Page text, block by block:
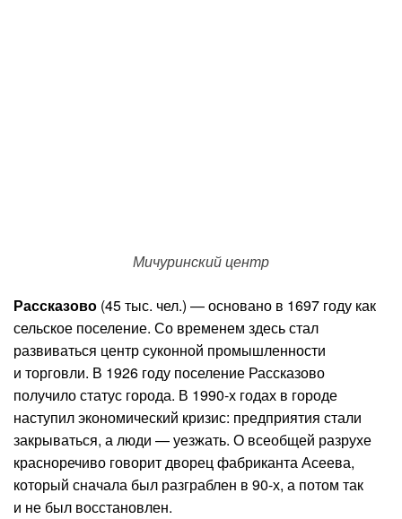
Мичуринский центр
Рассказово (45 тыс. чел.) — основано в 1697 году как
сельское поселение. Со временем здесь стал
развиваться центр суконной промышленности
и торговли. В 1926 году поселение Рассказово
получило статус города. В 1990-х годах в городе
наступил экономический кризис: предприятия стали
закрываться, а люди — уезжать. О всеобщей разрухе
красноречиво говорит дворец фабриканта Асеева,
который сначала был разграблен в 90-х, а потом так
и не был восстановлен.